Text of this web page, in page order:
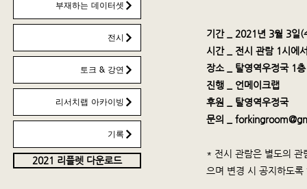
부재하는 데이터셋
전시
토크 & 강연
리서치랩 아카이빙
기록
2021 리플렛 다운로드
기간 _ 2021년 3월 3일
시간 _ 전시 관람 1시에
장소 _ 탈영역우정국 1
진행 _ 언메이크랩
후원 _ 탈영역우정국
문의 _
* 전시 관람은 별도의 관
으며 변경 시 공지하도록